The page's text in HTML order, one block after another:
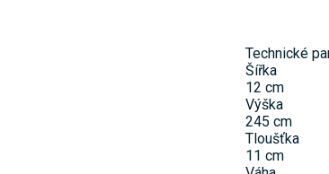
Technické
Šířka
12 cm
Výška
245 cm
Tloušťka
11 cm